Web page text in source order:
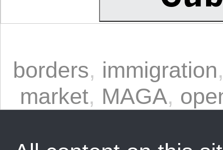
borders, immigration
market, MAGA,